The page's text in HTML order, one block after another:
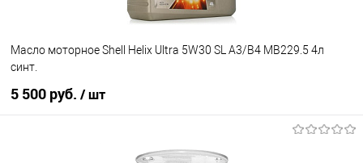
Масло моторное Shell Helix Ultra 5W30 SL A3/B4 MB229.5 4л
синт.
5 500 руб. / шт